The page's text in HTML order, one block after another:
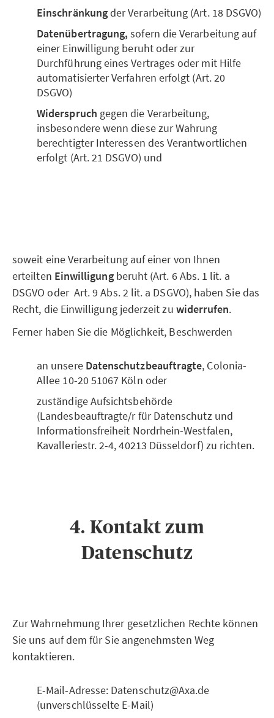
Einschränkungder Verarbeitung (Art. 18 DSGVO)
Datenübertragung,sofern die Verarbeitung auf
einer Einwilligung beruht oder zur
Durchführung eines Vertrages oder mit Hilfe
automatisierter Verfahren erfolgt (Art. 20
DSGVO)
Widerspruch gegen die Verarbeitung,
insbesondere wenn diese zur Wahrung
berechtigter Interessen des Verantwortlichen
erfolgt (Art. 21 DSGVO) und
soweit eine Verarbeitung auf einer von Ihnen
erteilten Einwilligungberuht (Art. 6 Abs. 1 lit. a
DSGVO oder Art. 9 Abs. 2 lit. a DSGVO), haben Sie das
Recht, die Einwilligung jederzeit zu widerrufen.
Ferner haben Sie die Möglichkeit, Beschwerden
an unsere Datenschutzbeauftragte, Colonia-
Allee 10-20 51067 Köln oder
zuständige Aufsichtsbehörde
(Landesbeauftragte/r für Datenschutz und
Informationsfreiheit Nordrhein-Westfalen,
Kavalleriestr. 2-4, 40213 Düsseldorf) zu richten.
4. Kontakt zum
Datenschutz
Zur Wahrnehmung Ihrer gesetzlichen Rechte können
Sie uns auf dem für Sie angenehmsten Weg
kontaktieren.
E-Mail-Adresse: Datenschutz@Axa.de
(unverschlüsselte E-Mail)